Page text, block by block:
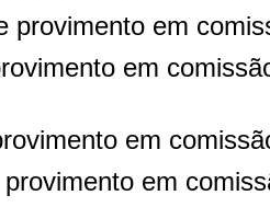
provimento em
em
em
em